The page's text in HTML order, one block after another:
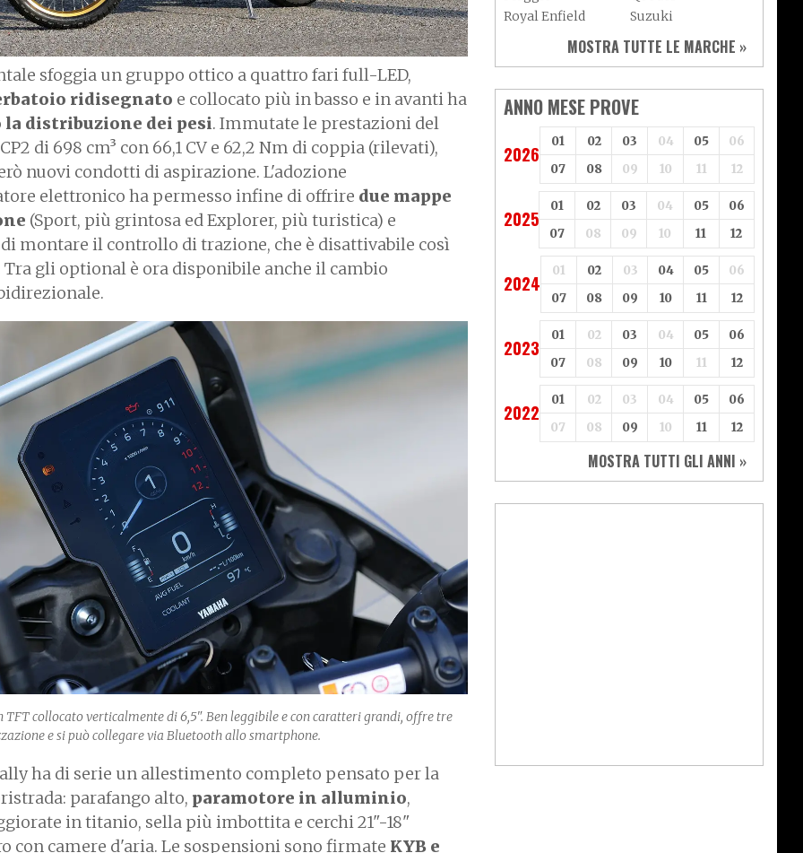
sfoggia un gruppo ottico a quattro fari full-LED,
ridisegnato e collocato più in basso e in avanti ha
distribuzione dei pesi. Immutate le prestazioni del
di 698 cm³ con 66,1 CV e 62,2 Nm di coppia (rilevati),
nuovi condotti di aspirazione. L'adozione
elettronico ha permesso infine di offrire due mappe
(Sport, più grintosa ed Explorer, più turistica) e
montare il controllo di trazione, che è disattivabile così
Tra gli optional è ora disponibile anche il cambio
TFT collocato verticalmente di 6,5". Ben leggibile e con caratteri grandi, offre tre
e si può collegare via Bluetooth allo smartphone.
ha di serie un allestimento completo pensato per la
parafango alto, paramotore in alluminio,
in titanio, sella più imbottita e cerchi 21"-18"
con camere d'aria. Le sospensioni sono firmate KYB e
Royal Enfield
Suzuki
Triumph
Yamaha
Aeon
Aspes
Axy
Baotian
MOSTRA TUTTE LE MARCHE »
ANNO MESE PROVE
2026
01 02 03 04 05
06
07
08 09 10 11 12
2025
01 02 03 04 05
06
07
08 09 10 11 12
2024
01 02 03 04 05
06
07
08 09 10 11 12
2023
01 02 03 04 05
06
07
08 09 10 11 12
2022
01 02 03 04 05
06
07
08 09 10 11 12
MOSTRA TUTTI GLI ANNI »